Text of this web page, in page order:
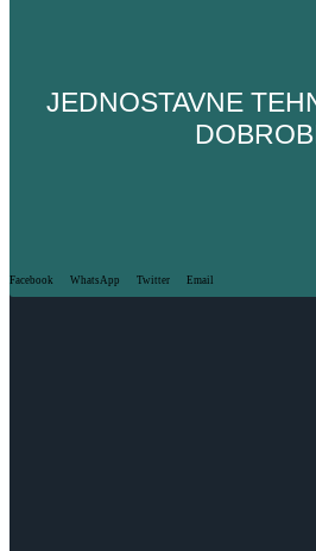
JEDNOSTAVNE
Facebook WhatsApp Twitter Email